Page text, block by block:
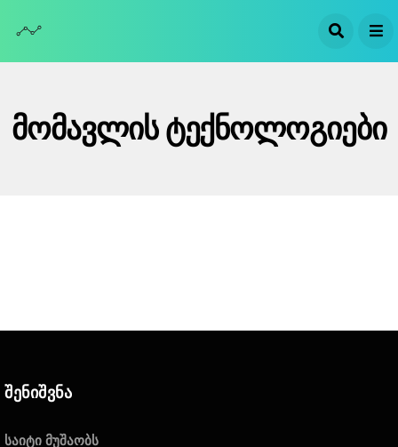
Მომავლის Ტექნოლოგიები
Შენიშვნა
საიტი მუშაობს